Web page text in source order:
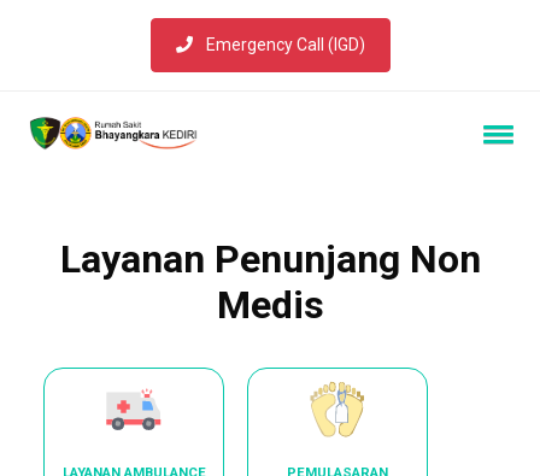
Emergency Call (IGD)
Layanan Penunjang Non
Medis
LAYANAN AMBULANCE
PEMULASARAN